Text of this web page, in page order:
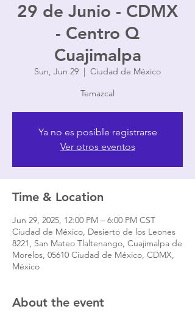
29 de Junio - CDMX
- Centro Q
Cuajimalpa
Sun, Jun 29
  |
Ciudad de México
Temazcal
Ya no es posible registrarse
Ver otros eventos
Time & Location
Jun 29, 2025, 12:00 PM – 6:00 PM CST
Ciudad de México, Desierto de los Leones
8221, San Mateo Tlaltenango, Cuajimalpa de
Morelos, 05610 Ciudad de México, CDMX,
México
About the event